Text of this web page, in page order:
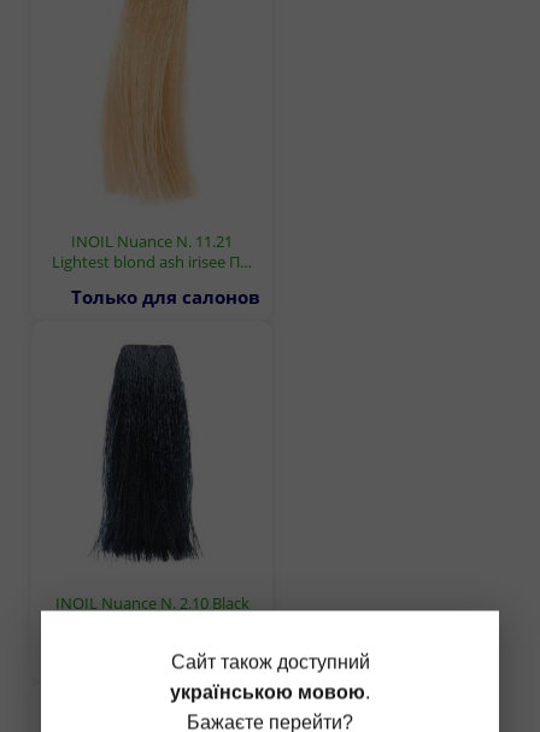
INOIL Nuance N. 11.21
Lightest blond ash irisee П…
Только для салонов
INOIL Nuance N. 2.10 Black
Только для салоновСайт також доступний
українською мовою.
Бажаєте перейти?